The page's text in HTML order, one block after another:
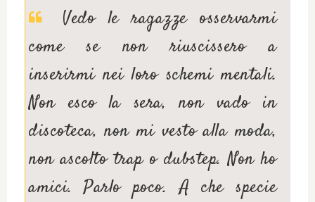
Vedo le ragazze osservarmi
come se non riuscissero a
inserirmi nei loro schemi mentali.
Non esco la sera, non vado in
discoteca, non mi vesto alla moda,
non ascolto trap o dubstep. Non ho
amici. Parlo poco. A che specie